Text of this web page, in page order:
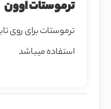
ترموستات اوون
ترموستات برای روی
استفاده میباشد